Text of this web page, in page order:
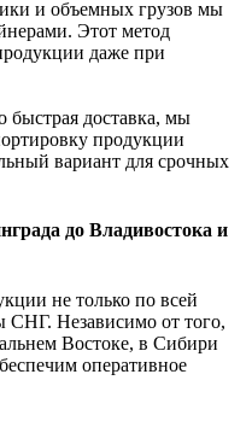
и объемных грузов мы
Этот метод
даже при
быстрая доставка, мы
продукции
вариант для срочных
до Владивостока и
не только по всей
СНГ. Независимо от того,
Востоке, в Сибири
оперативное